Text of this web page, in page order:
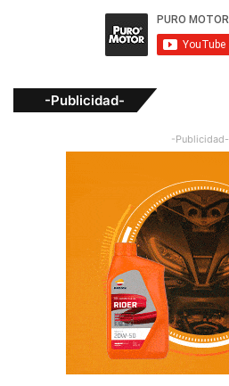
-Publicidad-
-Publicidad-